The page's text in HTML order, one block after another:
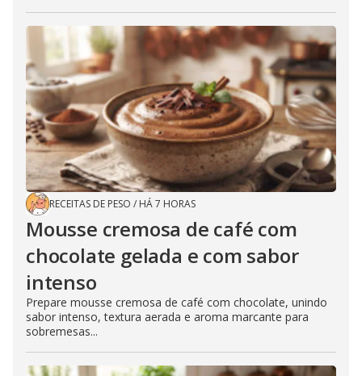
RECEITAS DE PESO / HÁ 7 HORAS
Mousse cremosa de café com
chocolate gelada e com sabor
intenso
Prepare mousse cremosa de café com chocolate, unindo
sabor intenso, textura aerada e aroma marcante para
sobremesas...